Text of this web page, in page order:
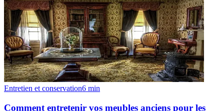
Entretien et conservation6 min
Comment entretenir vos meubles anciens pour les